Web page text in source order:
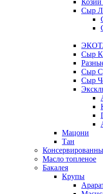
Сыр
Сыр
Сыр
Сыр
Мацони
Тан
Масло топленое
Бакалея
Крупы